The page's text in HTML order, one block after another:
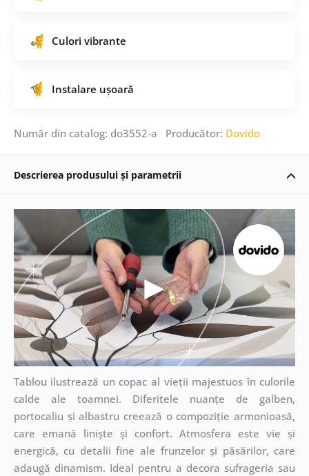
Culori vibrante
Instalare ușoară
Număr din catalog: do3552-a Producător: Dovido
Descrierea produsului și parametrii
Tablou ilustrează un copac al vieții majestuos în culorile
calde ale toamnei. Diferitele nuanțe de galben,
portocaliu și albastru creează o compoziție armonioasă,
care emană liniște și confort. Atmosfera este vie și
energică, cu detalii fine ale frunzelor și păsărilor, care
adaugă dinamism. Ideal pentru a decora sufrageria sau